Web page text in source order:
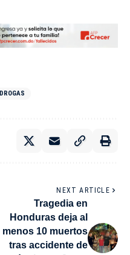
DROGAS
NEXT ARTICLE
Tragedia en
Honduras deja al
menos 10 muertos
tras accidente de